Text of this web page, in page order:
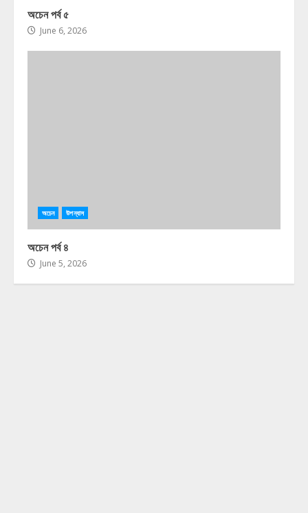
অচেন পর্ব ৫
June 6, 2026
অচেন উপন্যাস
অচেন পর্ব ৪
June 5, 2026